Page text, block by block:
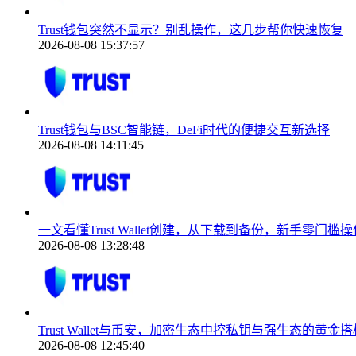
Trust钱包突然不显示？别乱操作，这几步帮你快速恢复
2026-08-08 15:37:57
Trust钱包与BSC智能链，DeFi时代的便捷交互新选择
2026-08-08 14:11:45
一文看懂Trust Wallet创建，从下载到备份，新手零门槛操
2026-08-08 13:28:48
Trust Wallet与币安，加密生态中控私钥与强生态的黄金搭
2026-08-08 12:45:40